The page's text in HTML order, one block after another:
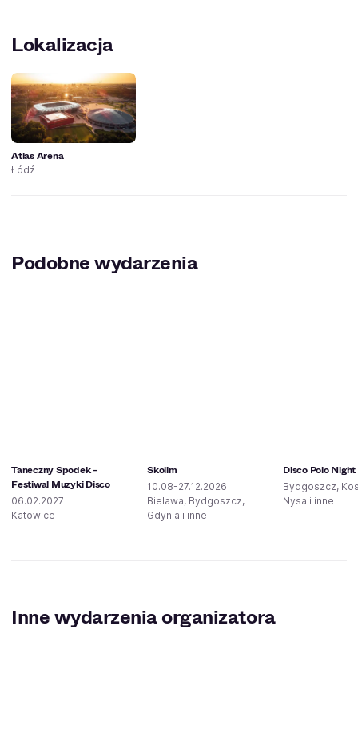
Lokalizacja
Atlas Arena
Łódź
Podobne wydarzenia
Taneczny Spodek -
Festiwal Muzyki Disco
06.02.2027
Katowice
Skolim
10.08-27.12.2026
Bielawa, Bydgoszcz,
Gdynia i inne
Disco Polo Night
Bydgoszcz,
Nysa i inne
Inne wydarzenia organizatora